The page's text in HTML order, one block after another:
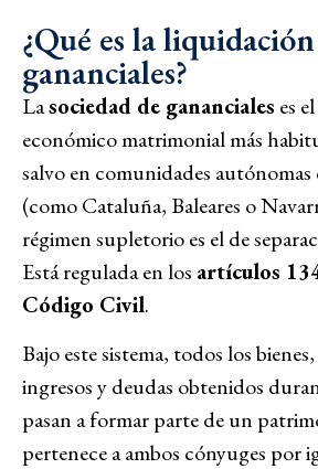
¿Qué es la
gananciales?
Lasociedad de gananciales es
económico matrimonial más
salvo en comunidades
(como Cataluña, Baleares o
régimen supletorio es el de
Está regulada en los artículos
Código Civil.
Bajo este sistema, todos los
ingresos y deudas obtenidos
pasan a formar parte de un
pertenece a ambos cónyuges por